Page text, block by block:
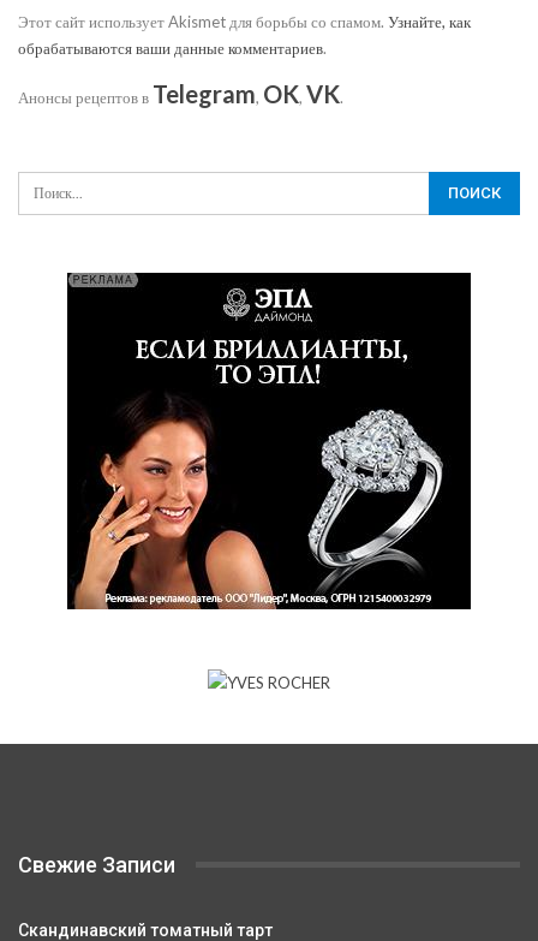
Этот сайт использует Akismet для борьбы со спамом. Узнайте, как
обрабатываются ваши данные комментариев.
Анонсы рецептов в Telegram, OK, VK.
Свежие Записи
Скандинавский томатный тарт